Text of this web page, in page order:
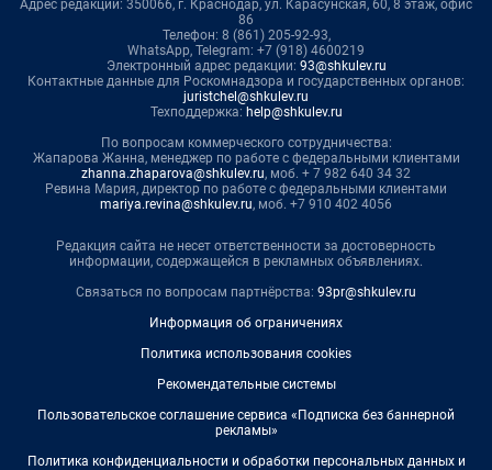
Адрес редакции: 350066, г. Краснодар, ул. Карасунская, 60, 8 этаж, офис
86
Телефон: 8 (861) 205-92-93,
WhatsApp, Telegram: +7 (918) 4600219
Электронный адрес редакции: 93@shkulev.ru
Контактные данные для Роскомнадзора и государственных органов:
juristchel@shkulev.ru
Техподдержка: help@shkulev.ru
По вопросам коммерческого сотрудничества:
Жапарова Жанна, менеджер по работе с федеральными клиентами
zhanna.zhaparova@shkulev.ru, моб. + 7 982 640 34 32
Ревина Мария, директор по работе с федеральными клиентами
mariya.revina@shkulev.ru, моб. +7 910 402 4056
Редакция сайта не несет ответственности за достоверность
информации, содержащейся в рекламных объявлениях.
Связаться по вопросам партнёрства: 93pr@shkulev.ru
Информация об ограничениях
Политика использования cookies
Рекомендательные системы
Пользовательское соглашение сервиса «Подписка без баннерной
рекламы»
Политика конфиденциальности и обработки персональных данных и